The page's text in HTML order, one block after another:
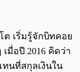
เริ่มรู้จักบิทคอย
มื่อปี 2016 คิดว่า
ทนที่สกุลเงินใน